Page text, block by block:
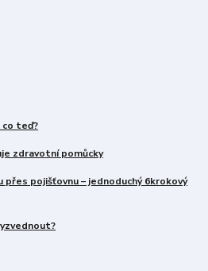
teď?
zdravotní pomůcky
pojišťovnu – jednoduchý 6krokový